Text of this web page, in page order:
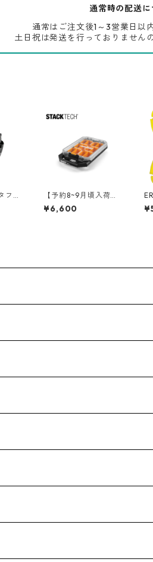
通常時の配送に
通常はご注文後1～3営業日以
土日祝は発送を行っておりません
フビ
【予約8~9月頃入荷】T
OUGHBUILT（タフビ
ルト）STACK TECH(ス
¥6,600